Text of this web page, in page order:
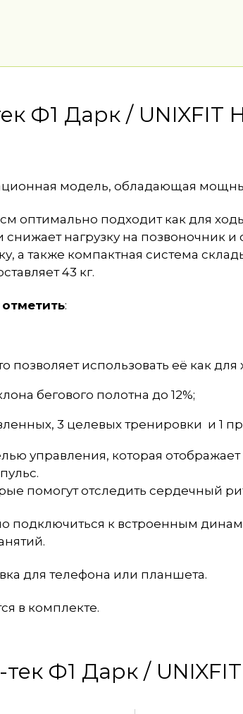
Ф1 Дарк / UNIXFIT
модель, обладающая
оптимально подходит как для
нагрузку на позвоночник
а также компактная система
43 кг.
:
позволяет использовать её как для
бегового полотна до 12%;
3 целевых тренировки и 1
управления, которая
помогут отследить сердечный
подключиться к встроенным
для телефона или планшета.
в комплекте.
Ф1 Дарк /